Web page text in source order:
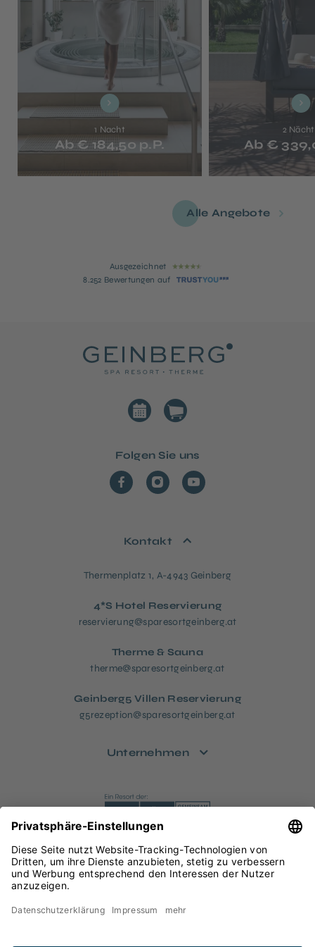
1 Nacht
Ab € 184,50 p.P.
2
Ab €
Alle Angebote
Ausgezeichnet
8.252 Bewertungen auf
Folgen Sie uns
Kontakt
Thermenplatz 1, A-4943 Geinberg
4*S Hotel Reservierung
reservierung@sparesortgeinberg.at
Therme & Sauna
therme@sparesortgeinberg.at
Geinberg5 Villen Reservierung
g5rezeption@sparesortgeinberg.at
Unternehmen
Datenschutz Impressum Rechtliches